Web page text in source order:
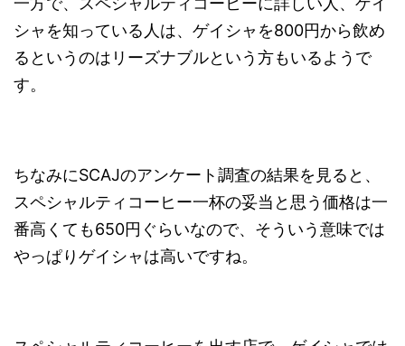
シャを知っている人は、ゲイシャを800円から飲め
るというのはリーズナブルという方もいるようで
す。
ちなみにSCAJのアンケート調査の結果を見ると、
スペシャルティコーヒー一杯の妥当と思う価格は一
番高くても650円ぐらいなので、そういう意味では
やっぱりゲイシャは高いですね。